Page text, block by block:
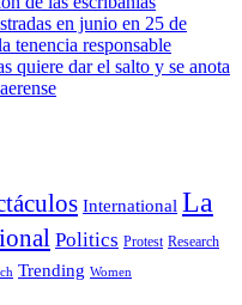
en junio en 25 de
tenencia responsable
quiere dar el salto y se anota
International La
Politics Protest Research
Trending Women